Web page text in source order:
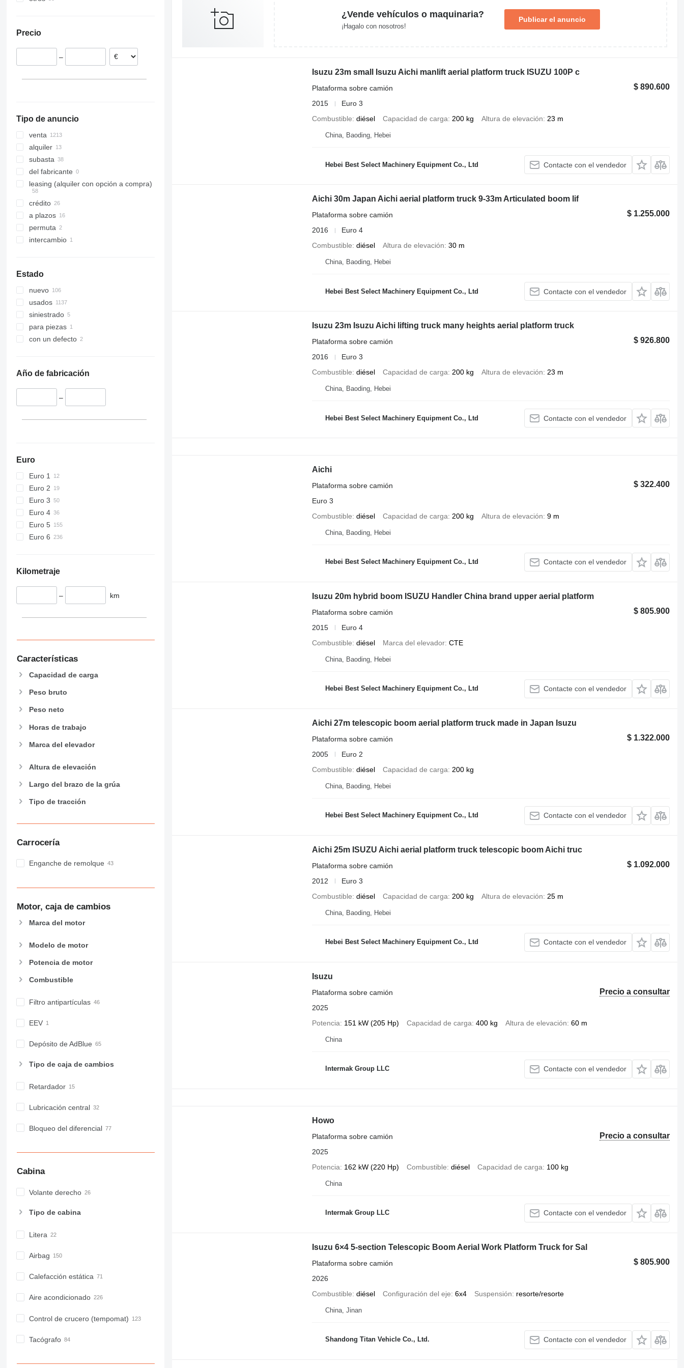
España
Rumanía
Turquía
Uzbekistán
Precio
–
Tipo de anuncio
venta
alquiler
subasta
del fabricante
leasing (alquiler con opción a compra)
crédito
a plazos
permuta
intercambio
Estado
nuevo
usados
siniestrado
para piezas
con un defecto
Año de fabricación
–
Euro
Euro 1
Euro 2
Euro 3
Euro 4
Euro 5
Euro 6
Kilometraje
– km
Características
Capacidad de carga
Peso bruto
Peso neto
Horas de trabajo
Marca del elevador
Altura de elevación
Largo del brazo de la grúa
Tipo de tracción
Carrocería
Enganche de remolque
Motor, caja de cambios
Marca del motor
Modelo de motor
Potencia de motor
Combustible
Filtro antipartículas
EEV
Depósito de AdBlue
Tipo de caja de cambios
Retardador
Lubricación central
Bloqueo del diferencial
Cabina
Volante derecho
Tipo de cabina
Litera
Airbag
Calefacción estática
Aire acondicionado
Control de crucero (tempomat)
Tacógrafo
¿Vende vehículos o maquinaria?
¡Hagalo con nosotros!
Publicar el anuncio
Isuzu 23m small Isuzu Aichi manlift aerial platform truck ISUZU 100P c
$ 890.600
Plataforma sobre camión
2015
Euro 3
Combustible diésel Capacidad de carga 200 kg Altura de elevación 23 m
China, Baoding, Hebei
Hebei Best Select Machinery Equipment Co., Ltd Contacte con el vendedor
Aichi 30m Japan Aichi aerial platform truck 9-33m Articulated boom lif
$ 1.255.000
Plataforma sobre camión
2016
Euro 4
Combustible diésel Altura de elevación 30 m
China, Baoding, Hebei
Hebei Best Select Machinery Equipment Co., Ltd Contacte con el vendedor
Isuzu 23m Isuzu Aichi lifting truck many heights aerial platform truck
$ 926.800
Plataforma sobre camión
2016
Euro 3
Combustible diésel Capacidad de carga 200 kg Altura de elevación 23 m
China, Baoding, Hebei
Hebei Best Select Machinery Equipment Co., Ltd Contacte con el vendedor
Aichi
$ 322.400
Plataforma sobre camión
Euro 3
Combustible diésel Capacidad de carga 200 kg Altura de elevación 9 m
China, Baoding, Hebei
Hebei Best Select Machinery Equipment Co., Ltd Contacte con el vendedor
Isuzu 20m hybrid boom ISUZU Handler China brand upper aerial platform
$ 805.900
Plataforma sobre camión
2015
Euro 4
Combustible diésel Marca del elevador CTE
China, Baoding, Hebei
Hebei Best Select Machinery Equipment Co., Ltd Contacte con el vendedor
Aichi 27m telescopic boom aerial platform truck made in Japan Isuzu
$ 1.322.000
Plataforma sobre camión
2005
Euro 2
Combustible diésel Capacidad de carga 200 kg
China, Baoding, Hebei
Hebei Best Select Machinery Equipment Co., Ltd Contacte con el vendedor
Aichi 25m ISUZU Aichi aerial platform truck telescopic boom Aichi truc
$ 1.092.000
Plataforma sobre camión
2012
Euro 3
Combustible diésel Capacidad de carga 200 kg Altura de elevación 25 m
China, Baoding, Hebei
Hebei Best Select Machinery Equipment Co., Ltd Contacte con el vendedor
Isuzu
Precio a consultar
Plataforma sobre camión
2025
Potencia
151 kW (205 Hp) Capacidad de carga 400 kg Altura de elevación 60 m
China
Intermak Group LLC Contacte con el vendedor
Howo
Precio a consultar
Plataforma sobre camión
2025
Potencia
162 kW (220 Hp) Combustible diésel Capacidad de carga 100 kg
China
Intermak Group LLC Contacte con el vendedor
Isuzu 6×4 5-section Telescopic Boom Aerial Work Platform Truck for Sal
$ 805.900
Plataforma sobre camión
2026
Combustible diésel Configuración del eje 6x4 Suspensión resorte/resorte
China, Jinan
Shandong Titan Vehicle Co., Ltd. Contacte con el vendedor